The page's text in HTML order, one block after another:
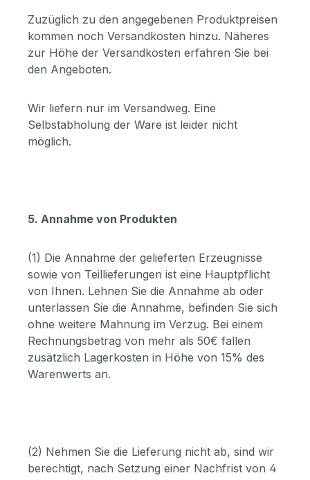
Zuzüglich zu den angegebenen Produktpreisen
kommen noch Versandkosten hinzu. Näheres
zur Höhe der Versandkosten erfahren Sie bei
den Angeboten.
Wir liefern nur im Versandweg. Eine
Selbstabholung der Ware ist leider nicht
möglich.
5. Annahme von Produkten
(1) Die Annahme der gelieferten Erzeugnisse
sowie von Teillieferungen ist eine Hauptpflicht
von Ihnen. Lehnen Sie die Annahme ab oder
unterlassen Sie die Annahme, befinden Sie sich
ohne weitere Mahnung im Verzug. Bei einem
Rechnungsbetrag von mehr als 50€ fallen
zusätzlich Lagerkosten in Höhe von 15% des
Warenwerts an.
(2) Nehmen Sie die Lieferung nicht ab, sind wir
berechtigt, nach Setzung einer Nachfrist von 4